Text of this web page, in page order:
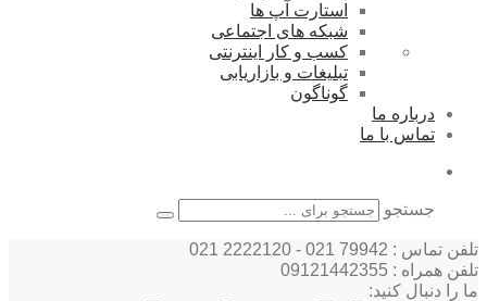
استارت آپ ها
شبکه های اجتماعی
کسب و کار اینترنتی
تبلیغات و بازاریابی
گوناگون
درباره ما
تماس با ما
جستجو
تلفن تماس : 79942 021 - 2222120 021
تلفن همراه : 09121442355
ما را دنبال کنید: